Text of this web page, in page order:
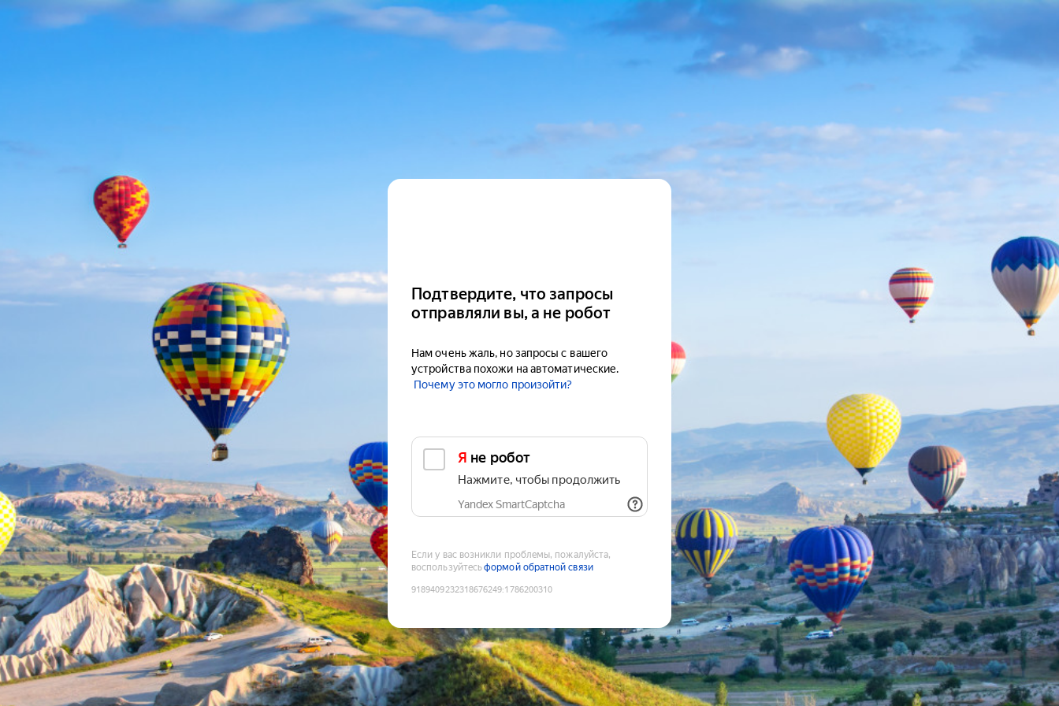
Подтвердите, что запросы
отправляли вы, а не робот
Нам очень жаль, но запросы с вашего
устройства похожи на автоматические.
Почему это могло произойти?
Я не робот
Нажмите, чтобы продолжить
Yandex SmartCaptcha
Если у вас возникли проблемы, пожалуйста,
воспользуйтесьформой обратной связи
9189409232318676249:1786200310